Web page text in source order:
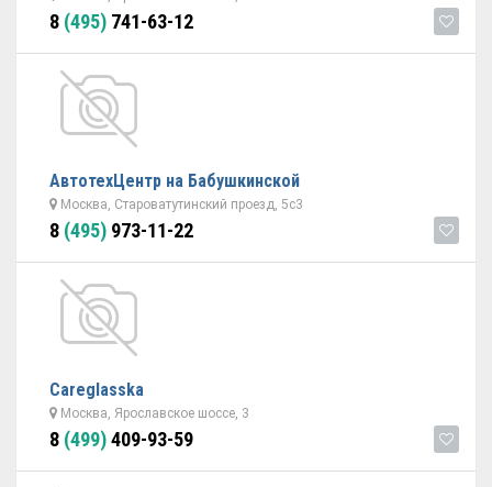
8 (495) 741-63-12
АвтотехЦентр на Бабушкинской
Москва, Староватутинский проезд, 5с3
8 (495) 973-11-22
Careglasska
Москва, Ярославское шоссе, 3
8 (499)409-93-59